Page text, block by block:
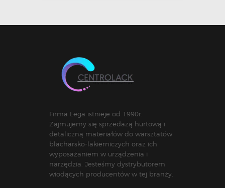
Firma Lega istnieje od 1990r.
Zajmujemy się sprzedażą hurtową i
detaliczną materiałów do warsztatów
blacharsko-lakierniczych oraz ich
wyposażaniem w urządzenia i
narzędzia. Jesteśmy dystrybutorem
wiodących producentów w tej branży.